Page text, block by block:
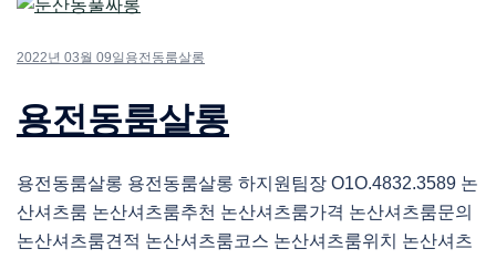
2022년 03월 09일 용전동룸살롱
용전동룸살롱
용전동룸살롱 용전동룸살롱 하지원팀장 O1O.4832.3589 논
산셔츠룸 논산셔츠룸추천 논산셔츠룸가격 논산셔츠룸문의
논산셔츠룸견적 논산셔츠룸코스 논산셔츠룸위치 논산셔츠